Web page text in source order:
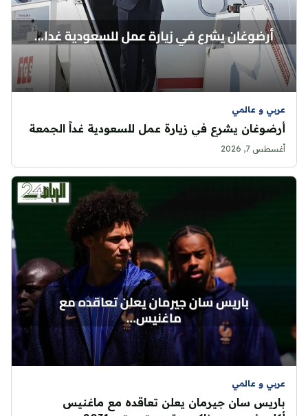
عربي و عالمي
أرضوغان يشرع في زيارة عمل للسعودية غداً الجمعة
أغسطس 7, 2026
عربي و عالمي
باريس سان جيرمان يعلن تعاقده مع ماغنيس